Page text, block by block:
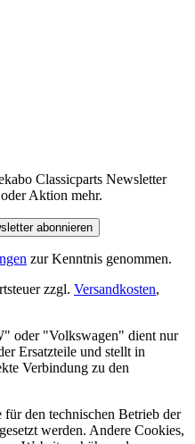
Classicparts Newsletter
Aktion mehr.
abonnieren
zur Kenntnis genommen.
zzgl. Versandkosten,
oder "Volkswagen" dient nur
Ersatzteile und stellt in
Verbindung zu den
den technischen Betrieb der
werden. Andere Cookies,